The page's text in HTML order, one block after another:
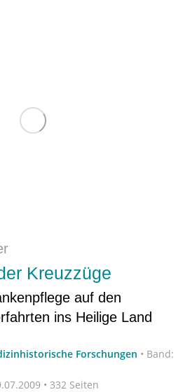
Kreuzzüge
auf den
ins Heilige Land
Forschungen • Band:
• 332 Seiten